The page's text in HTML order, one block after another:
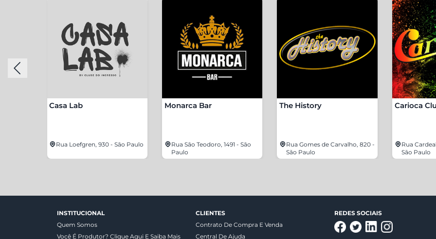
Casa Lab
Rua Loefgren, 930 - São Paulo
Monarca Bar
Rua São Teodoro, 1491 - São
Paulo
The History
Rua Gomes de Carvalho, 820 -
São Paulo
Carioca
Rua
São Paulo
INSTITUCIONAL
Quem Somos
Você É Produtor? Clique Aqui E Saiba Mais
CLIENTES
Contrato De Compra E Venda
Central De Ajuda
REDES SOCIAIS